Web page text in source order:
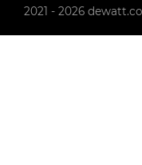
2021 - 2026